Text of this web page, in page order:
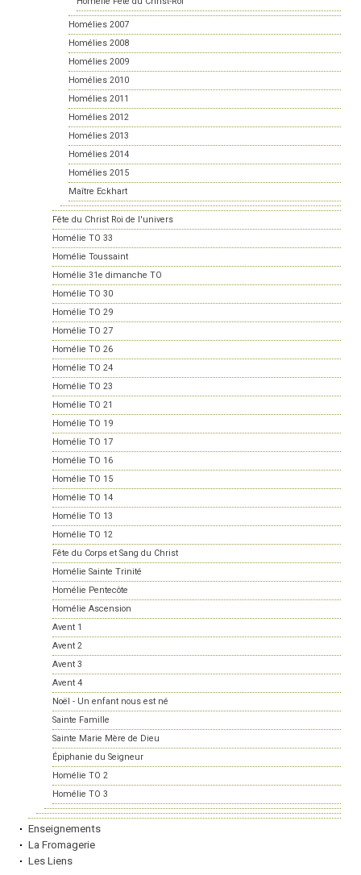
Homélies 2007
Homélies 2008
Homélies 2009
Homélies 2010
Homélies 2011
Homélies 2012
Homélies 2013
Homélies 2014
Homélies 2015
Maître Eckhart
Fête du Christ Roi de l'univers
Homélie TO 33
Homélie Toussaint
Homélie 31e dimanche TO
Homélie TO 30
Homélie TO 29
Homélie TO 27
Homélie TO 26
Homélie TO 24
Homélie TO 23
Homélie TO 21
Homélie TO 19
Homélie TO 17
Homélie TO 16
Homélie TO 15
Homélie TO 14
Homélie TO 13
Homélie TO 12
Fête du Corps et Sang du Christ
Homélie Sainte Trinité
Homélie Pentecôte
Homélie Ascension
Avent 1
Avent 2
Avent 3
Avent 4
Noël - Un enfant nous est né
Sainte Famille
Sainte Marie Mère de Dieu
Épiphanie du Seigneur
Homélie TO 2
Homélie TO 3
Enseignements
La Fromagerie
Les Liens